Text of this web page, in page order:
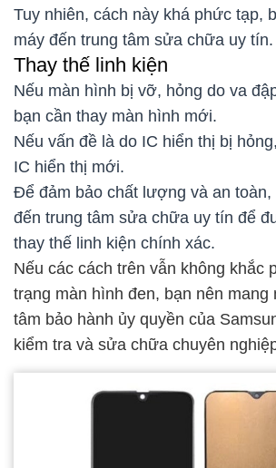
Tuy nhiên, cách này khá phức tạp,
máy đến trung tâm sửa chữa uy tín.
Thay thế linh kiện
Nếu màn hình bị vỡ, hỏng do va
bạn cần thay màn hình mới.
Nếu vấn đề là do IC hiển thị bị
IC hiển thị mới.
Để đảm bảo chất lượng và an toàn,
đến trung tâm sửa chữa uy tín để
thay thế linh kiện chính xác.
Nếu các cách trên vẫn không khắc
trạng màn hình đen, bạn nên mang
tâm bảo hành ủy quyền của
kiểm tra và sửa chữa chuyên